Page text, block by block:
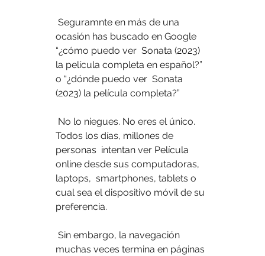
ocasión has buscado en Google
“¿cómo puedo ver  Sonata (2023)
la película completa en español?”
o “¿dónde puedo ver  Sonata
(2023) la película completa?”
Todos los días, millones de
personas  intentan ver Película
online desde sus computadoras,
laptops,  smartphones, tablets o
cual sea el dispositivo móvil de su
preferencia.
muchas veces termina en páginas